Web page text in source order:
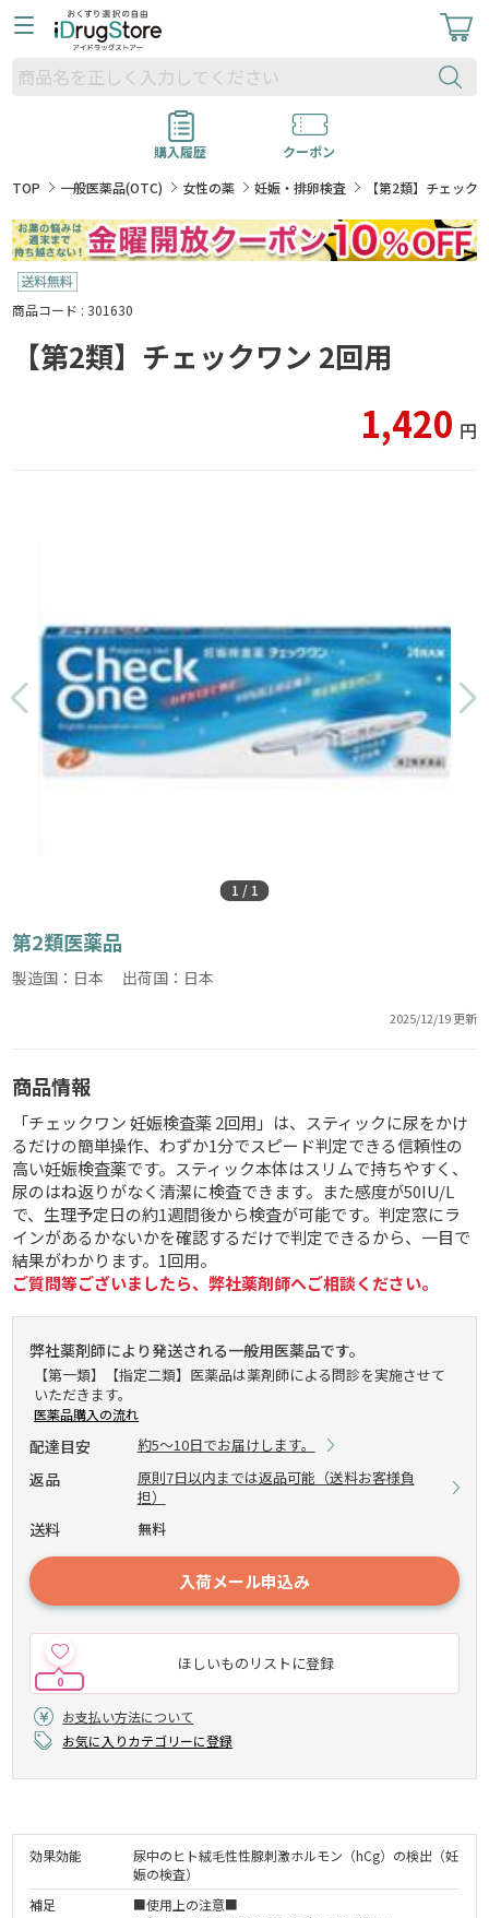
購入履歴
クーポン
TOP
一般医薬品(OTC) 女性の薬 妊娠・排卵検査 【第2類】チェック
商品コード : 301630
【第2類】チェックワン 2回用
1,420 円
1 / 1
第2類医薬品
製造国：日本 出荷国：日本
2025/12/19 更新
商品情報
「チェックワン 妊娠検査薬 2回用」は、スティックに尿をかけ
るだけの簡単操作、わずか1分でスピード判定できる信頼性の
高い妊娠検査薬です。スティック本体はスリムで持ちやすく、
尿のはね返りがなく清潔に検査できます。また感度が50IU/L
で、生理予定日の約1週間後から検査が可能です。判定窓にラ
インがあるかないかを確認するだけで判定できるから、一目で
結果がわかります。1回用。
ご質問等ございましたら、弊社薬剤師へご相談ください。
弊社薬剤師により発送される一般用医薬品です。
【第一類】【指定二類】医薬品は薬剤師による問診を実施させて
いただきます。
医薬品購入の流れ
配達目安 約5～10日でお届けします。
返品
原則7日以内までは返品可能（送料お客様負
担）
送料 無料
入荷メール申込み
ほしいものリストに登録
0
お支払い方法について
お気に入りカテゴリーに登録
効果効能
尿中のヒト絨毛性性腺刺激ホルモン（hCg）の検出（妊
娠の検査）
補足
■使用上の注意■